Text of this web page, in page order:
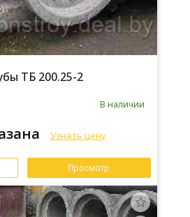
ТБ 200.25-2
В наличии
Узнать цену
Просмотр